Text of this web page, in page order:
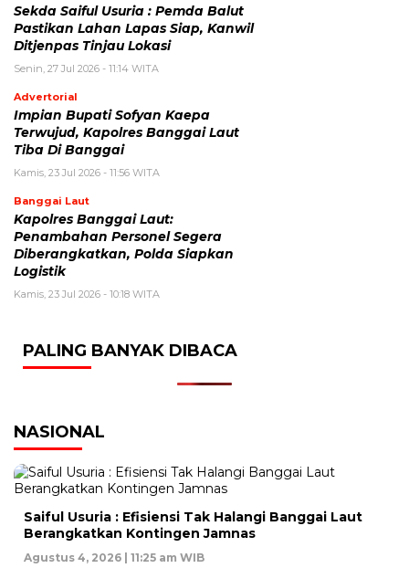
Sekda Saiful Usuria : Pemda Balut
Pastikan Lahan Lapas Siap, Kanwil
Ditjenpas Tinjau Lokasi
Senin, 27 Jul 2026 - 11:14 WITA
Advertorial
Impian Bupati Sofyan Kaepa
Terwujud, Kapolres Banggai Laut
Tiba Di Banggai
Kamis, 23 Jul 2026 - 11:56 WITA
Banggai Laut
Kapolres Banggai Laut:
Penambahan Personel Segera
Diberangkatkan, Polda Siapkan
Logistik
Kamis, 23 Jul 2026 - 10:18 WITA
PALING BANYAK DIBACA
NASIONAL
Saiful Usuria : Efisiensi Tak Halangi Banggai Laut
Berangkatkan Kontingen Jamnas
Agustus 4, 2026 | 11:25 am WIB